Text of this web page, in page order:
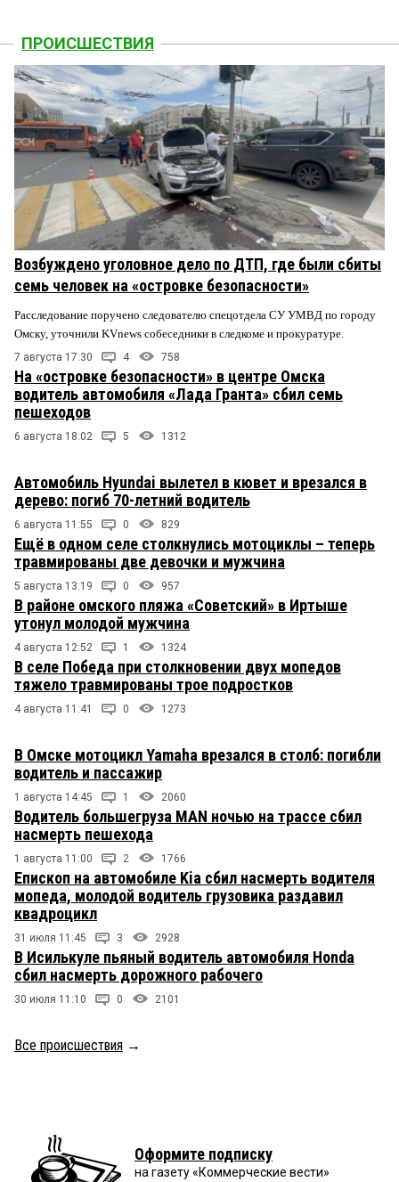
ПРОИСШЕСТВИЯ
Возбуждено уголовное дело по ДТП, где были сбиты
семь человек на «островке безопасности»
Расследование поручено следователю спецотдела СУ УМВД по городу
Омску, уточнили KVnews собеседники в следкоме и прокуратуре.
7 августа 17:30 4 758
На «островке безопасности» в центре Омска
водитель автомобиля «Лада Гранта» сбил семь
пешеходов
6 августа 18:02 5 1312
Автомобиль Hyundai вылетел в кювет и врезался в
дерево: погиб 70-летний водитель
6 августа 11:55 0 829
Ещё в одном селе столкнулись мотоциклы – теперь
травмированы две девочки и мужчина
5 августа 13:19 0 957
В районе омского пляжа «Советский» в Иртыше
утонул молодой мужчина
4 августа 12:52 1 1324
В селе Победа при столкновении двух мопедов
тяжело травмированы трое подростков
4 августа 11:41 0 1273
В Омске мотоцикл Yamaha врезался в столб: погибли
водитель и пассажир
1 августа 14:45 1 2060
Водитель большегруза MAN ночью на трассе сбил
насмерть пешехода
1 августа 11:00 2 1766
Епископ на автомобиле Kia сбил насмерть водителя
мопеда, молодой водитель грузовика раздавил
квадроцикл
31 июля 11:45 3 2928
В Исилькуле пьяный водитель автомобиля Honda
сбил насмерть дорожного рабочего
30 июля 11:10 0 2101
Все происшествия →
Оформите подписку
на газету «Коммерческие вести»